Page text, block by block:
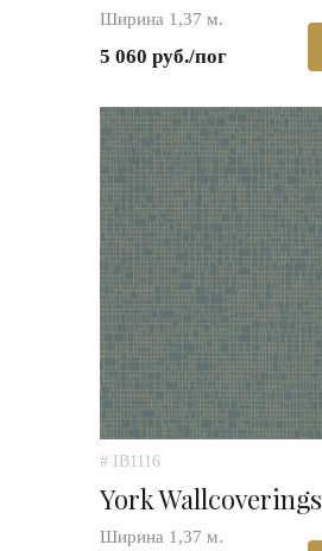
Ширина 1,37 м.
5 060 руб./пог
# IB1116
York Wallcoverings
Ширина 1,37 м.